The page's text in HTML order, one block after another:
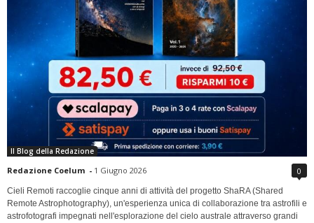
Il Blog della Redazione
Redazione Coelum - 1 Giugno 2026 0
Cieli Remoti raccoglie cinque anni di attività del progetto ShaRA (Shared
Remote Astrophotography), un'esperienza unica di collaborazione tra astrofili e
astrofotografi impegnati nell'esplorazione del cielo australe attraverso grandi